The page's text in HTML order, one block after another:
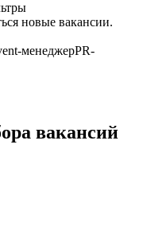
новые вакансии.
менеджерPR-
вакансий